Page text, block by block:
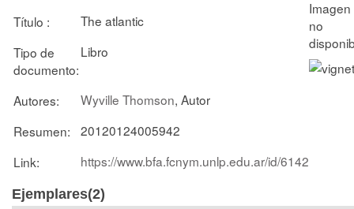
Título :
The atlantic
Tipo de
documento:
Libro
Autores: Wyville Thomson, Autor
Resumen:
20120124005942
Link:
https://www.bfa.fcnym.unlp.edu.ar/id/6142
Ejemplares(2)